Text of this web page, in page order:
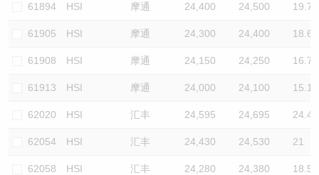
61894 HSI 摩通 24,400 24,500 19.7
61905 HSI 摩通 24,300 24,400 18.6
61908 HSI 摩通 24,150 24,250 16.7
61913 HSI 摩通 24,000 24,100 15.1
62020 HSI 汇丰 24,595 24,695 24.4
62054 HSI 汇丰 24,430 24,530 21
62058 HSI 汇丰 24,280 24,380 18.5